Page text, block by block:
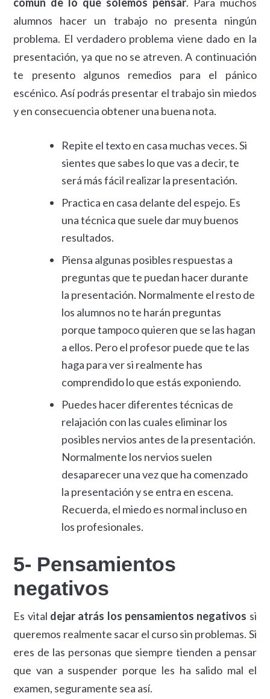
alumnos hacer un trabajo no presenta ningún
problema. El verdadero problema viene dado en la
presentación, ya que no se atreven. A continuación
te presento algunos remedios para el pánico
escénico. Así podrás presentar el trabajo sin miedos
y en consecuencia obtener una buena nota.
Repite el texto en casa muchas veces. Si
sientes que sabes lo que vas a decir, te
será más fácil realizar la presentación.
Practica en casa delante del espejo. Es
una técnica que suele dar muy buenos
resultados.
Piensa algunas posibles respuestas a
preguntas que te puedan hacer durante
la presentación. Normalmente el resto de
los alumnos no te harán preguntas
porque tampoco quieren que se las hagan
a ellos. Pero el profesor puede que te las
haga para ver si realmente has
comprendido lo que estás exponiendo.
Puedes hacer diferentes técnicas de
relajación con las cuales eliminar los
posibles nervios antes de la presentación.
Normalmente los nervios suelen
desaparecer una vez que ha comenzado
la presentación y se entra en escena.
Recuerda, el miedo es normal incluso en
los profesionales.
5- Pensamientos
negativos
Es vital dejar atrás los pensamientos negativos si
queremos realmente sacar el curso sin problemas. Si
eres de las personas que siempre tienden a pensar
que van a suspender porque les ha salido mal el
examen, seguramente sea así.